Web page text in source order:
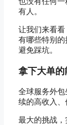
有人。
让我们来看
有哪些特别
避免踩坑。
拿下大单的
全球服务外
续的高收入、
最大的挑战